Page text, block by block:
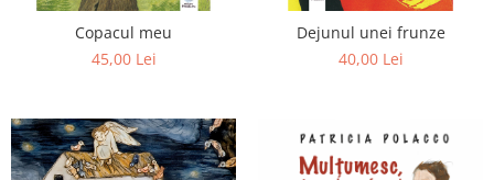
Copacul meu
45,00 Lei
Dejunul unei frunze
40,00 Lei